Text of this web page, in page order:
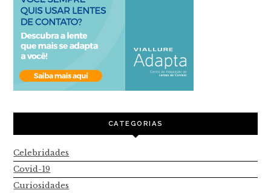
CATEGORIAS
Celebridades
Covid-19
Curiosidades